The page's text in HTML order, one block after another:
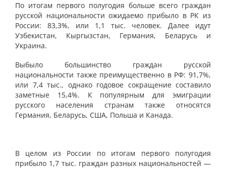
По итогам первого полугодия больше всего граждан
русской национальности ожидаемо прибыло в РК из
России: 83,3%, или 1,1 тыс. человек. Далее идут
Узбекистан, Кыргызстан, Германия, Беларусь и
Украина.
Выбыло большинство граждан русской
национальности также преимущественно в РФ: 91,7%,
или 7,4 тыс., однако годовое сокращение составило
заметные 15,4%. К популярным для эмиграции
русского населения странам также относятся
Германия, Беларусь, США, Польша и Канада.
В целом из России по итогам первого полугодия
прибыло 1,7 тыс. граждан разных национальностей —